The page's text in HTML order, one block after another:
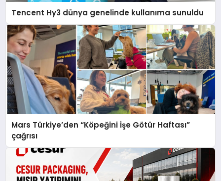
Tencent Hy3 dünya genelinde kullanıma sunuldu
Mars Türkiye’den “Köpeğini İşe Götür Haftası”
çağrısı